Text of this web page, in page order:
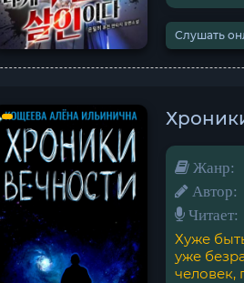
Слушать
Жанр:
Автор:
Читает:
Хуже
уже
человек,